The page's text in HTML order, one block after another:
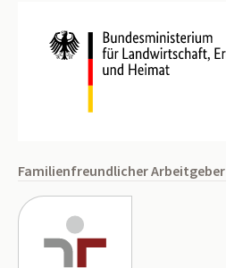
Familienfreundlicher Arbeitgeber